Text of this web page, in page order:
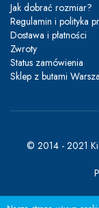
Jak dobrać rozmiar?
Regulamin i polityka
Dostawa i płatności
Zwroty
Status zamówienia
Sklep z butami
© 2014 - 2021